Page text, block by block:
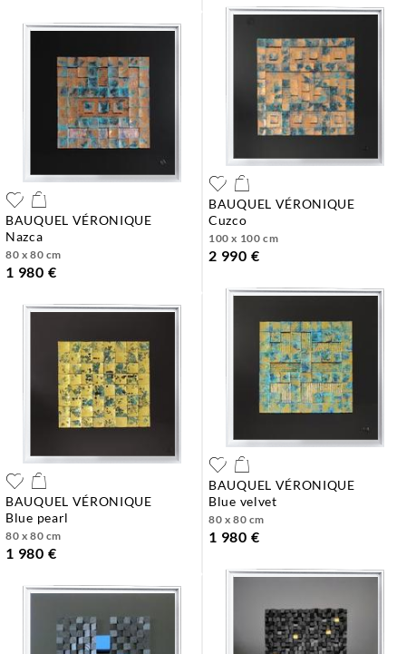
BAUQUEL VÉRONIQUE
nazca
80 x 80 cm
1 980 €
BAUQUEL VÉRONIQUE
cuzco
100 x 100 cm
2 990 €
BAUQUEL VÉRONIQUE
blue pearl
80 x 80 cm
1 980 €
BAUQUEL VÉRONIQUE
blue velvet
80 x 80 cm
1 980 €